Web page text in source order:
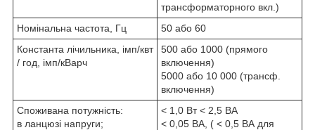
трансформаторного вкл.)
Номінальна частота, Гц
50 або 60
Константа лічильника, імп/квт
/ год, імп/кВарч
500 або 1000 (прямого
включення)
5000 або 10 000 (трансф.
включення)
Споживана потужність:
в ланцюзі напруги;
< 1,0 Вт < 2,5 ВА
< 0,05 ВА, ( < 0,5 ВА для